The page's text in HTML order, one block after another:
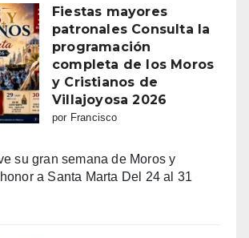
Fiestas mayores
patronales Consulta la
programación
completa de los Moros
y Cristianos de
Villajoyosa 2026
por Francisco
su gran semana de Moros y
a Santa Marta Del 24 al 31